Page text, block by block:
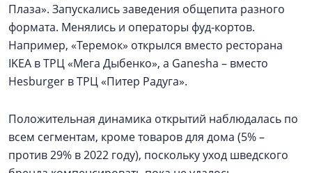
Плаза». Запускались заведения общепита разного
формата. Менялись и операторы фуд-кортов.
Например, «Теремок» открылся вместо ресторана
IKEA в ТРЦ «Мега Дыбенко», а Ganesha – вместо
Hesburger в ТРЦ «Питер Радуга».
Положительная динамика открытий наблюдалась по
всем сегментам, кроме товаров для дома (5% –
против 29% в 2022 году), поскольку уход шведского